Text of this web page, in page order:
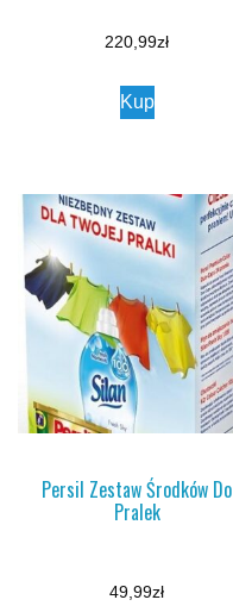
220,99zł
Kup
Persil Zestaw Środków Do
Pralek
49,99zł